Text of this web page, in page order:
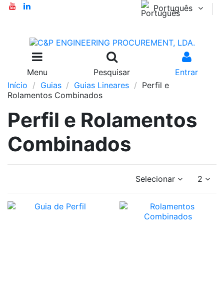
Português
Menu Pesquisar
Entrar
Início
Guias Guias Lineares
Perfil e
Rolamentos Combinados
Perfil e Rolamentos
Combinados
Selecionar 2